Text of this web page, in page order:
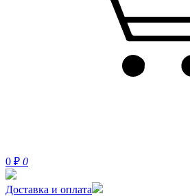
0 ₽ 0
Доставка и оплата